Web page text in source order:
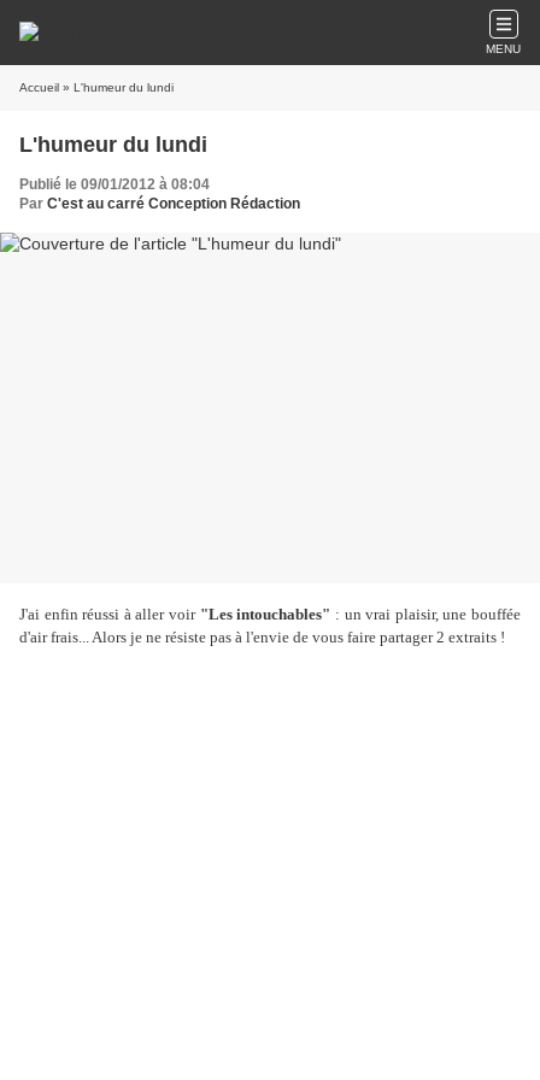
MENU
Accueil » L'humeur du lundi
L'humeur du lundi
Publié le 09/01/2012 à 08:04
Par C'est au carré Conception Rédaction
J'ai enfin réussi à aller voir "Les intouchables" : un vrai plaisir, une bouffée
d'air frais... Alors je ne résiste pas à l'envie de vous faire partager 2 extraits !